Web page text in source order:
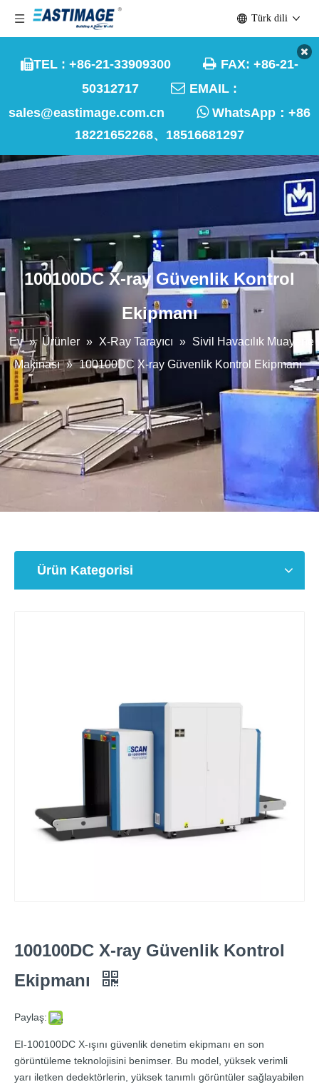
TEL : +86-21-33909300  FAX: +86-21-
50312717  EMAIL :
sales@eastimage.com.cn
WhatsApp： +86
18221652268、18516681297
Türk dili
100100DC X-ray Güvenlik Kontrol
Ekipmanı
Ev » Ürünler » X-Ray Tarayıcı » Sivil Havacılık Muayene
Makinası » 100100DC X-ray Güvenlik Kontrol Ekipmanı
Ürün Kategorisi
100100DC X-ray Güvenlik Kontrol
Ekipmanı
Paylaş:
EI-100100DC X-ışını güvenlik denetim ekipmanı en son
görüntüleme teknolojisini benimser. Bu model, yüksek verimli
yarı iletken dedektörlerin, yüksek tanımlı görüntüler sağlayabilen